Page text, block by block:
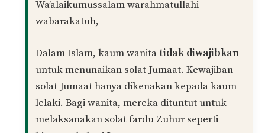
6 komentar pada “Hukum Wanita Solat
Manz
13/02/2022 at 1:27 PM
Assalamuallaikum , soalan sy wanita tidak boleh